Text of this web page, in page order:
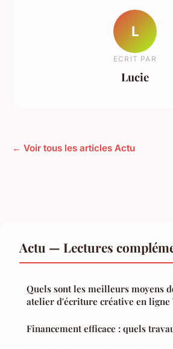
L
ECRIT PAR
Lucie
← Voir tous les articles Actu
Actu — Lectures
Quels sont les meilleurs moyens
atelier d'écriture créative en ligne
Financement efficace : quels